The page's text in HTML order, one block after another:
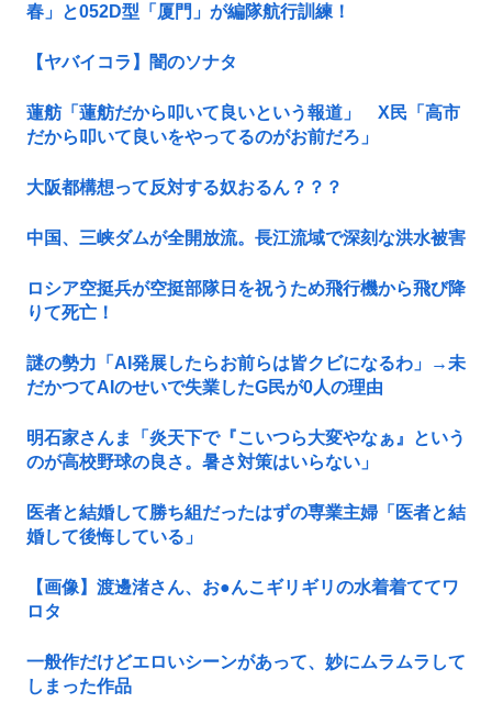
春」と052D型「厦門」が編隊航行訓練！
【ヤバイコラ】闇のソナタ
蓮舫「蓮舫だから叩いて良いという報道」 X民「高市
だから叩いて良いをやってるのがお前だろ」
大阪都構想って反対する奴おるん？？？
中国、三峡ダムが全開放流。長江流域で深刻な洪水被害
ロシア空挺兵が空挺部隊日を祝うため飛行機から飛び降
りて死亡！
謎の勢力「AI発展したらお前らは皆クビになるわ」→未
だかつてAIのせいで失業したG民が0人の理由
明石家さんま「炎天下で『こいつら大変やなぁ』という
のが高校野球の良さ。暑さ対策はいらない」
医者と結婚して勝ち組だったはずの専業主婦「医者と結
婚して後悔している」
【画像】渡邊渚さん、お●んこギリギリの水着着ててワ
ロタ
一般作だけどエロいシーンがあって、妙にムラムラして
しまった作品